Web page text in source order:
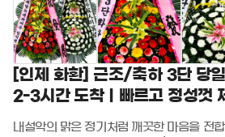
[인제 화환] 근조/축하 3단 당
2-3시간 도착ㅣ빠르고 정성껏
내설악의 맑은 정기처럼 깨끗한 마음을 전